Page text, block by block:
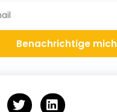
Benachrichtige mich